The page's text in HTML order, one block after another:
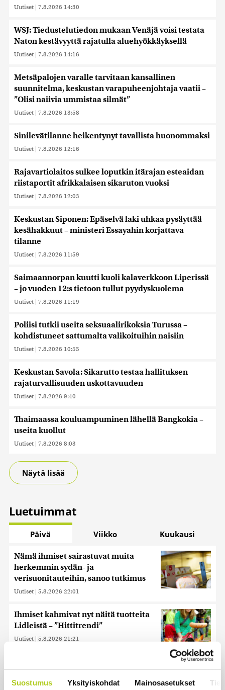
Suostumus Yksityiskohdat Mainosasetukset
Uutiset | 7.8.2026 14:30
WSJ: Tiedustelutiedon mukaan Venäjä voisi testata
Naton kestävyyttä rajatulla aluehyökkäyksellä
Uutiset | 7.8.2026 14:16
Metsäpalojen varalle tarvitaan kansallinen
suunnitelma, keskustan varapuheenjohtaja vaatii –
”Olisi naiivia ummistaa silmät”
Uutiset | 7.8.2026 13:58
Sinilevätilanne heikentynyt tavallista huonommaksi
Uutiset | 7.8.2026 12:16
Rajavartiolaitos sulkee loputkin itärajan esteaidan
riistaportit afrikkalaisen sikaruton vuoksi
Uutiset | 7.8.2026 12:03
Keskustan Siponen: Epäselvä laki uhkaa pysäyttää
kesähakkuut – ministeri Essayahin korjattava
tilanne
Uutiset | 7.8.2026 11:59
Saimaannorpan kuutti kuoli kalaverkkoon Liperissä
– jo vuoden 12:s tietoon tullut pyydyskuolema
Uutiset | 7.8.2026 11:19
Poliisi tutkii useita seksuaalirikoksia Turussa –
kohdistuneet sattumalta valikoituihin naisiin
Uutiset | 7.8.2026 10:55
Keskustan Savola: Sikarutto testaa hallituksen
rajaturvallisuuden uskottavuuden
Uutiset | 7.8.2026 9:40
Thaimaassa kouluampuminen lähellä Bangkokia –
useita kuollut
Uutiset | 7.8.2026 8:03
Näytä lisää
Luetuimmat
Päivä Viikko Kuukausi
Nämä ihmiset sairastuvat muita
herkemmin sydän- ja
verisuonitauteihin, sanoo tutkimus
Uutiset | 5.8.2026 22:01
Ihmiset kahmivat nyt näitä tuotteita
Lidleistä – ”Hittitrendi”
Uutiset | 5.8.2026 21:21
uutinen – ”Kokoomus maksaa siitä